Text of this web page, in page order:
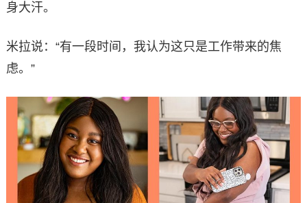
身大汗。
米拉说：“有一段时间，我认为这只是工作带来的焦
虑。”